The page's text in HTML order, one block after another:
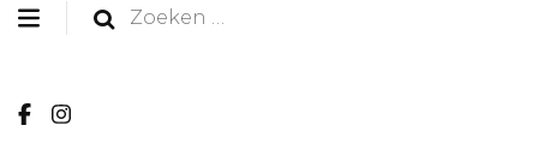
Zoeken
projectburo